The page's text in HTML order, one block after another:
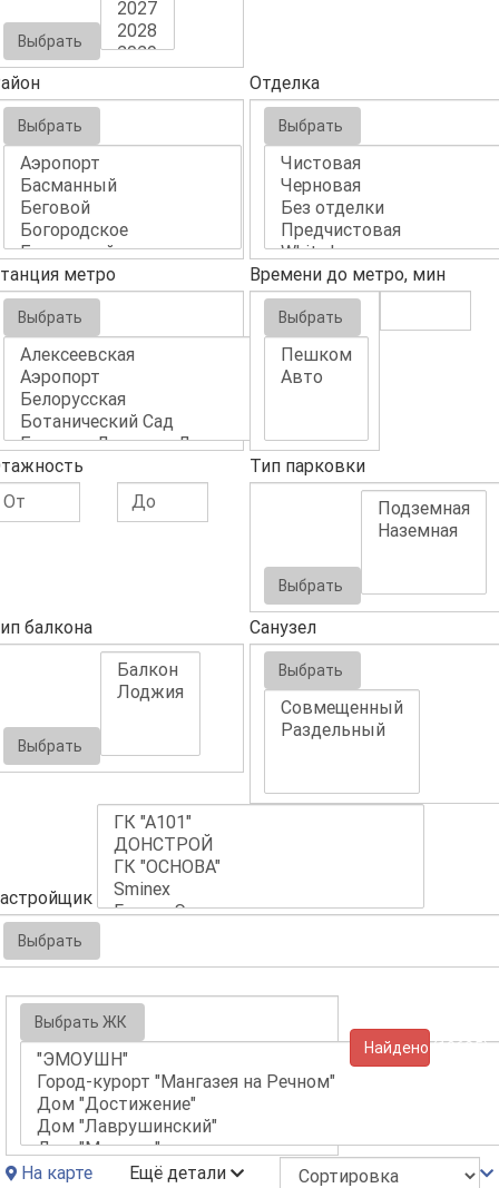
Выбрать
Выбрать
Отделка
Выбрать
метро
Выбрать
Времени до метро, мин
Выбрать
Тип парковки
Выбрать
балкона
Выбрать
Санузел
Выбрать
Выбрать
Выбрать ЖК
Найдено (10625)
На карте Ещё детали